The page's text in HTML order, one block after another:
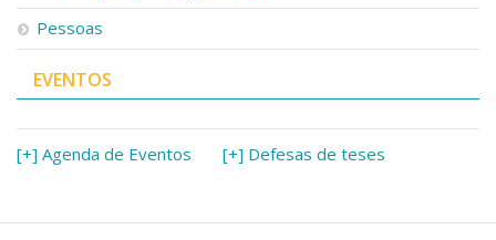
Pessoas
EVENTOS
[+] Agenda de Eventos [+] Defesas de teses